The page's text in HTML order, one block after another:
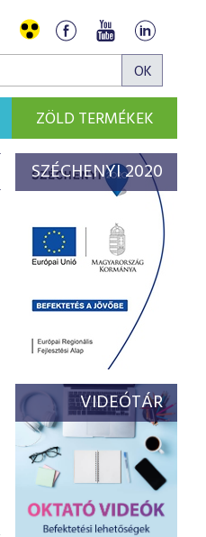
ZÖLD TERMÉKEK
SZÉCHENYI 2020
VIDEÓTÁR